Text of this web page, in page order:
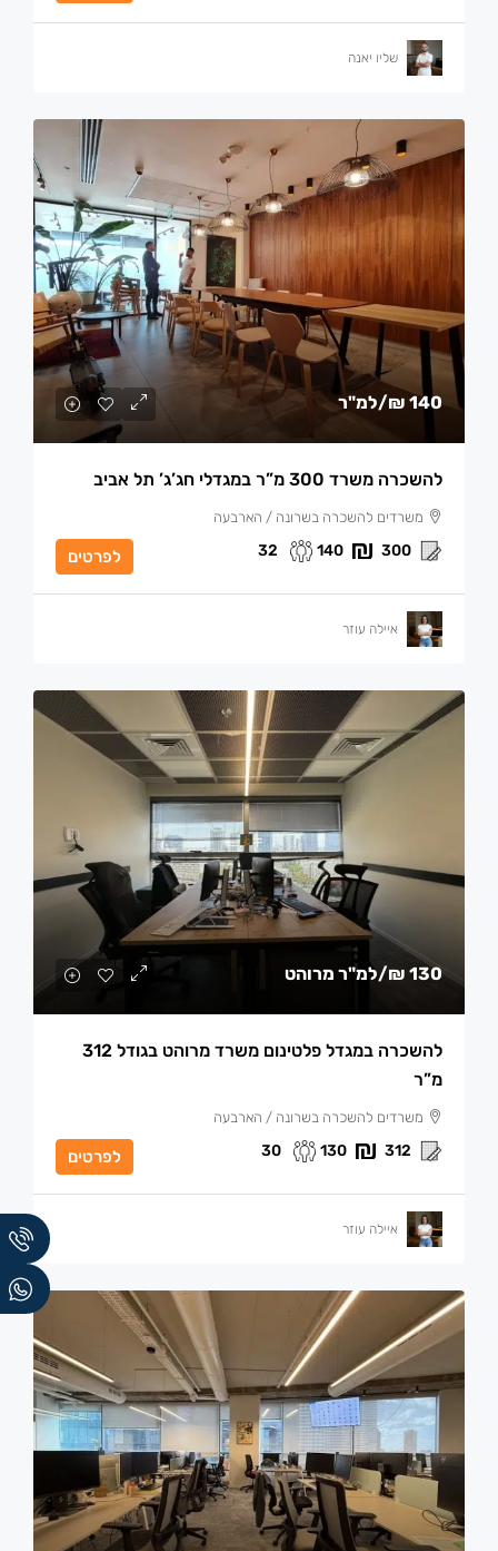
שליו יאנה
140 ₪ /למ"ר
להשכרה משרד 300 מ”ר במגדלי חג’ג’ תל אביב
משרדים להשכרה בשרונה / הארבעה
300
140
32 לפרטים
איילה עוזר
130 ₪ /למ"ר מרוהט
להשכרה במגדל פלטינום משרד מרוהט בגודל 312
מ”ר
משרדים להשכרה בשרונה / הארבעה
312
130
30 לפרטים
איילה עוזר